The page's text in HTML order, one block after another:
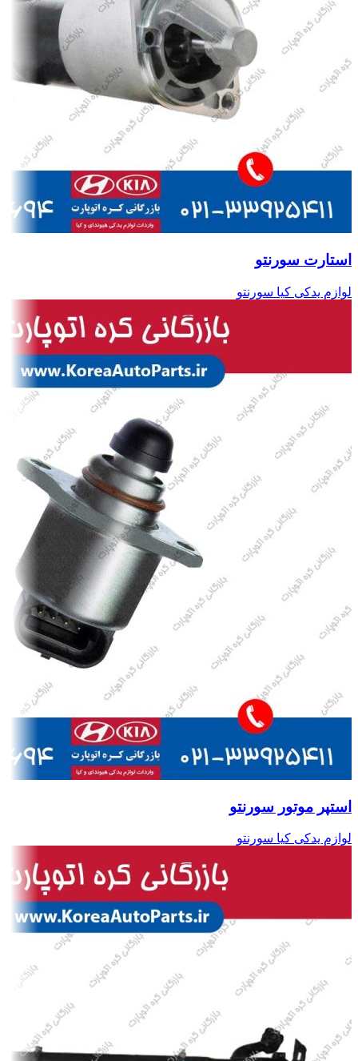
استارت سورنتو
لوازم یدکی کیا سورنتو
استپر موتور سورنتو
لوازم یدکی کیا سورنتو